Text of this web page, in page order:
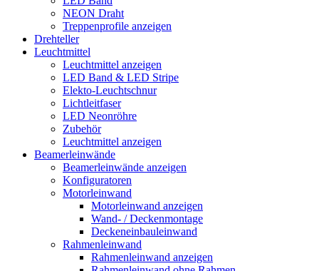
NEON Draht
Treppenprofile anzeigen
Drehteller
Leuchtmittel
Leuchtmittel anzeigen
LED Band & LED Stripe
Elekto-Leuchtschnur
Lichtleitfaser
LED Neonröhre
Zubehör
Leuchtmittel anzeigen
Beamerleinwände
Beamerleinwände anzeigen
Konfiguratoren
Motorleinwand
Motorleinwand anzeigen
Wand- / Deckenmontage
Deckeneinbauleinwand
Rahmenleinwand
Rahmenleinwand anzeigen